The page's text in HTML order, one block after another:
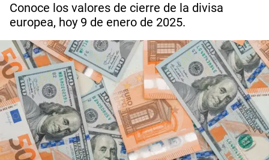
Conoce los valores de cierre de la divisa
europea, hoy 9 de enero de 2025.